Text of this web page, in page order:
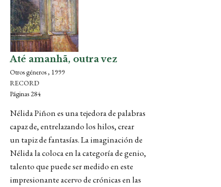
Até amanhã, outra vez
Otros géneros , 1999
RECORD
Páginas 284
Nélida Piñon es una tejedora de palabras
capaz de, entrelazando los hilos, crear
un tapiz de fantasías. La imaginación de
Nélida la coloca en la categoría de genio,
talento que puede ser medido en este
impresionante acervo de crónicas en las